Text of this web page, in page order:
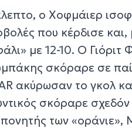
ο Χοφμάιερ
που κέρδισε
με 12-10. Ο Γιόριτ
σκόραρε σε
ακύρωσαν το γκολ
σκόραρε
των «οράνιε»,